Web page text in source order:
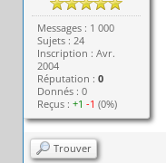
Messages : 1 000
Sujets : 24
Inscription : Avr.
2004
Réputation :0
Donnés : 0
Reçus :+1 -1 (0%)
Trouver